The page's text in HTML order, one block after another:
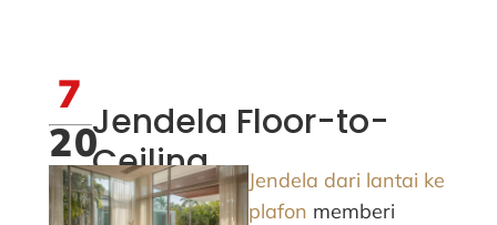
7
20Jendela Floor-to-
Ceiling
Jendela dari lantai ke
plafon memberi